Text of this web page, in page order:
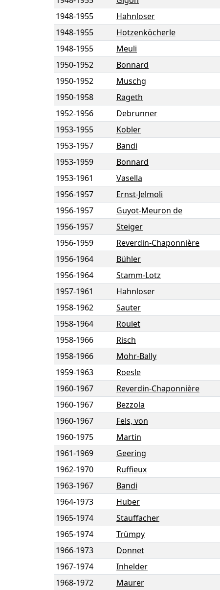
1948-1955 Hahnloser
1948-1955 Hotzenköcherle
1948-1955 Meuli
1950-1952 Bonnard
1950-1952 Muschg
1950-1958 Rageth
1952-1956 Debrunner
1953-1955 Kobler
1953-1957 Bandi
1953-1959 Bonnard
1953-1961 Vasella
1956-1957 Ernst-Jelmoli
1956-1957 Guyot-Meuron de
1956-1957 Steiger
1956-1959 Reverdin-Chaponnière
1956-1964 Bühler
1956-1964 Stamm-Lotz
1957-1961 Hahnloser
1958-1962 Sauter
1958-1964 Roulet
1958-1966 Risch
1958-1966 Mohr-Bally
1959-1963 Roesle
1960-1967 Reverdin-Chaponnière
1960-1967 Bezzola
1960-1967 Fels, von
1960-1975 Martin
1961-1969 Geering
1962-1970 Ruffieux
1963-1967 Bandi
1964-1973 Huber
1965-1974 Stauffacher
1965-1974 Trümpy
1966-1973 Donnet
1967-1974 Inhelder
1968-1972 Maurer